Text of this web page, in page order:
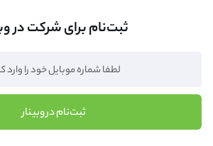
ثبت‌نام برای شرکت در
ثبت‌نام در وبینار